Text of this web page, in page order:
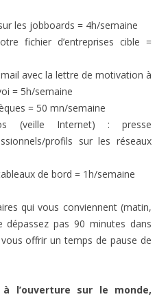
les jobboards = 4h/semaine
fichier d’entreprises cible =
avec la lettre de motivation à
= 5h/semaine
= 50 mn/semaine
(veille Internet) : presse
profils sur les réseaux
de bord = 1h/semaine
qui vous conviennent (matin,
pas 90 minutes dans
offrir un temps de pause de
l’ouverture sur le monde,